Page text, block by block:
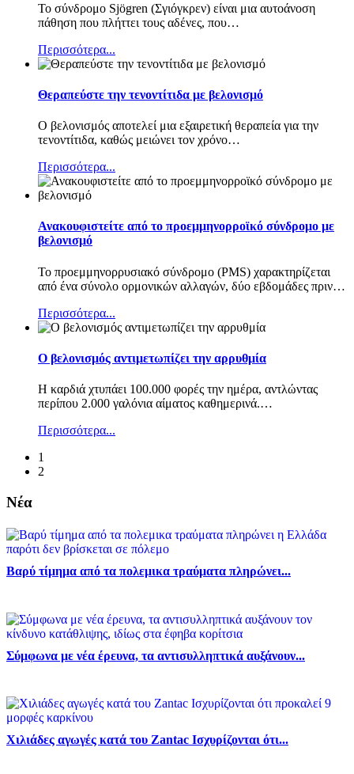
Το σύνδρομο Sjögren (Σγιόγκρεν) είναι μια αυτοάνοση
πάθηση που πλήττει τους αδένες, που…
Περισσότερα...
Θεραπεύστε την τενοντίτιδα με βελονισμό
Ο βελονισμός αποτελεί μια εξαιρετική θεραπεία για την
τενοντίτιδα, καθώς μειώνει τον χρόνο…
Περισσότερα...
Ανακουφιστείτε από το προεμμηνορροϊκό σύνδρομο με
βελονισμό
Το προεμμηνορρυσιακό σύνδρομο (PMS) χαρακτηρίζεται
από ένα σύνολο ορμονικών αλλαγών, δύο εβδομάδες πριν…
Περισσότερα...
Ο βελονισμός αντιμετωπίζει την αρρυθμία
Η καρδιά χτυπάει 100.000 φορές την ημέρα, αντλώντας
περίπου 2.000 γαλόνια αίματος καθημερινά.…
Περισσότερα...
1
2
Νέα
Βαρύ τίμημα από τα πολεμικα τραύματα πληρώνει...
Σύμφωνα με νέα έρευνα, τα αντισυλληπτικά αυξάνουν...
Χιλιάδες αγωγές κατά του Zantac Ισχυρίζονται ότι...